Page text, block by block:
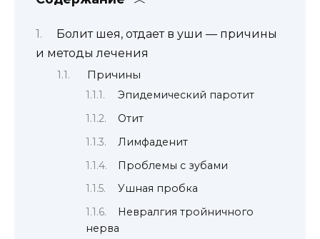
Болит шея, отдает в уши — причины
и методы лечения
Причины
Эпидемический паротит
Отит
Лимфаденит
Проблемы с зубами
Ушная пробка
Невралгия тройничного
нерва